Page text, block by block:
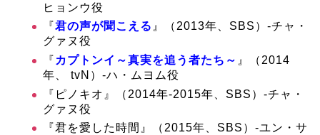
ヒョンウ役
『君の声が聞こえる 』（2013年、SBS）‐チャ・
グァヌ役
『 カプトンイ～真実を追う者たち～ 』（2014
年、 tvN）‐ハ・ムヨム役
『ピノキオ』（2014年-2015年、SBS）‐チャ・
グァヌ役
『君を愛した時間』（2015年、SBS）‐ユン・サ